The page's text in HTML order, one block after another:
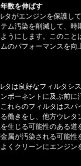
数を伸ばす
タがエンジンを保護し
ム汚染を削減して、
うにします。このこ
のパフォーマンスを
タは良好なフィルタシ
ポーネントに及ぶ前に
れらのフィルタはスパ
働きをし、他方ウレタ
生じる可能性のある
属が汚染される可能性
くクリーンにエンジン